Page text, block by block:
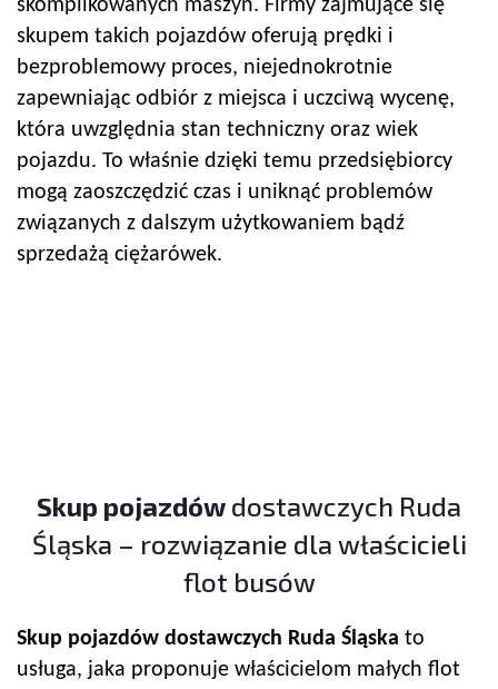
skomplikowanych maszyn. Firmy zajmujące się
skupem takich pojazdów oferują prędki i
bezproblemowy proces, niejednokrotnie
zapewniając odbiór z miejsca i uczciwą wycenę,
która uwzględnia stan techniczny oraz wiek
pojazdu. To właśnie dzięki temu przedsiębiorcy
mogą zaoszczędzić czas i uniknąć problemów
związanych z dalszym użytkowaniem bądź
sprzedażą ciężarówek.
Skup pojazdów dostawczych Ruda
Śląska – rozwiązanie dla właścicieli
flot busów
Skup pojazdów dostawczych Ruda Śląska to
usługa, jaka proponuje właścicielom małych flot